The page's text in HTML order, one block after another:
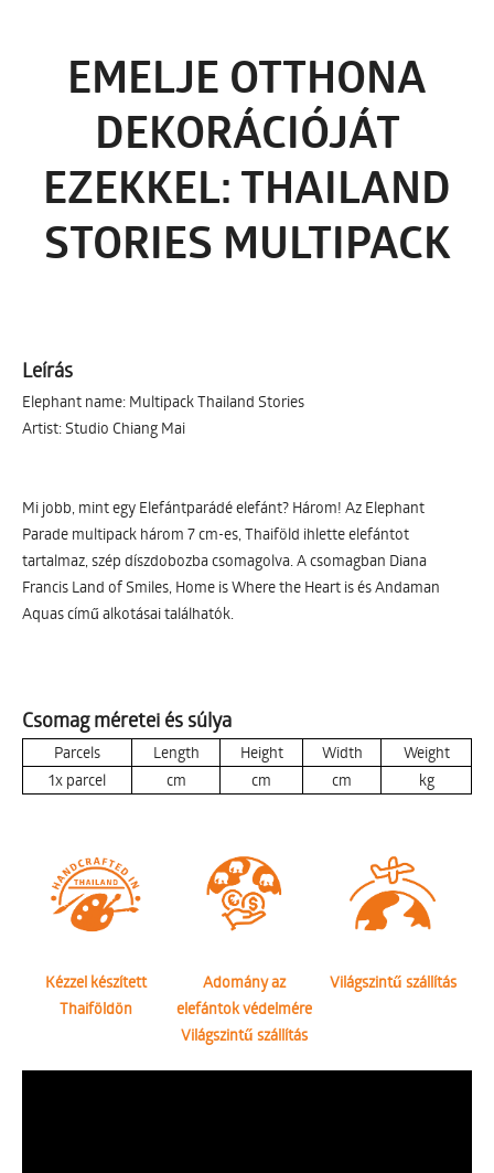
EMELJE OTTHONA
DEKORÁCIÓJÁT
EZEKKEL: THAILAND
STORIES MULTIPACK
Leírás
Elephant name: Multipack Thailand Stories
Artist: Studio Chiang Mai
Mi jobb, mint egy Elefántparádé elefánt? Három! Az Elephant
Parade multipack három 7 cm-es, Thaiföld ihlette elefántot
tartalmaz, szép díszdobozba csomagolva. A csomagban Diana
Francis Land of Smiles, Home is Where the Heart is és Andaman
Aquas című alkotásai találhatók.
Csomag méretei és súlya
Parcels Length Height Width
Weight
1x parcel
cm cm cm kg
Kézzel készített
Thaiföldön
Adomány az
elefántok védelmére
Világszintű szállítás
Világszintű szállítás